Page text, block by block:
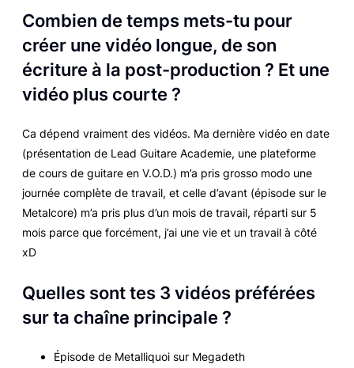
Combien de temps mets-tu pour
créer une vidéo longue, de son
écriture à la post-production ? Et une
vidéo plus courte ?
Ca dépend vraiment des vidéos. Ma dernière vidéo en date
(présentation de Lead Guitare Academie, une plateforme
de cours de guitare en V.O.D.) m’a pris grosso modo une
journée complète de travail, et celle d’avant (épisode sur le
Metalcore) m’a pris plus d’un mois de travail, réparti sur 5
mois parce que forcément, j’ai une vie et un travail à côté
xD
Quelles sont tes 3 vidéos préférées
sur ta chaîne principale ?
Épisode de Metalliquoi sur Megadeth